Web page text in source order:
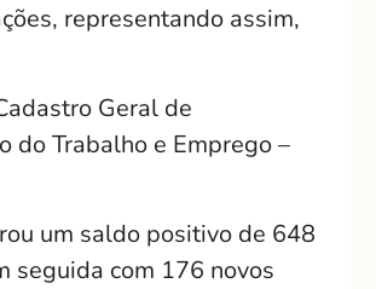
representando assim,
Geral de
do Trabalho e Emprego –
um saldo positivo de 648
seguida com 176 novos